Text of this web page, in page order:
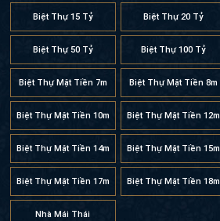
Biệt Thự 15 Tỷ Biệt Thự 20 Tỷ
Biệt Thự 50 Tỷ Biệt Thự 100 Tỷ
Biệt Thự Mặt Tiền 7m Biệt Thự Mặt Tiền 8m
Biệt Thự Mặt Tiền 10m Biệt Thự Mặt Tiền 12m
Biệt Thự Mặt Tiền 14m Biệt Thự Mặt Tiền 15m
Biệt Thự Mặt Tiền 17m Biệt Thự Mặt Tiền 18m
Nhà Mái Thái